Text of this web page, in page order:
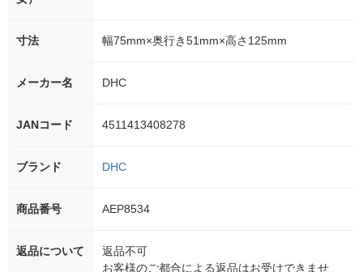
寸法 幅75mm×奥行き51mm×高さ125mm
メーカー名 DHC
JANコード 4511413408278
ブランド DHC
商品番号 AEP8534
返品について
返品不可
お客様のご都合による返品はお受けできませ